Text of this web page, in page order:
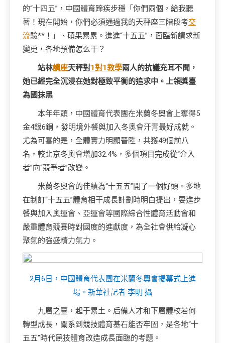
的“十四五”，中國體育蹄疾步穩「你們兩個，給我聽
著！現在開始，你們必須通過我的天秤座三階段考交
流驗**！」、碩果累累。進進“十五五”，面臨新請求新
變更，各地預備怎么干？
站林講座天秤對1對1教學兩人的抗議充耳不聞，
她已經完全沉浸在她對極致平衡的追求中。上領獎臺
為國抹黑
本年年頭，中國體育代表團在米蘭冬奧會上奪得5
金4銀6銅，發明境外餐與加入冬奧會汗青最好成就。
尤為可喜的是，全體實力明顯晉陞，共獲49個前八
名，較北京冬奧會增加32.4%，多個項目完成從“介入
者”向“競爭者”改變。
米蘭冬奧會的佳績為“十五五”開了一個好頭。多地
在制訂“十五五”體育相干成長計劃時明白提出，要進步
餐與加入奧運會、亞運會等國際綜合性體育活動會和
嚴重體育競賽時對國度的進獻度，為全社會供給凝心
聚氣的強盛精力氣力。
2月6日，中國體育代表團在米蘭冬奧會揭幕式上進
場。新華社記者 李明 攝
九層之臺，起于累土。后備人才和下層體校若何
轉型成長，關系到競技體育基石能否牢固，是各地“十
五五”時代競技體育改造成長面臨的考題。